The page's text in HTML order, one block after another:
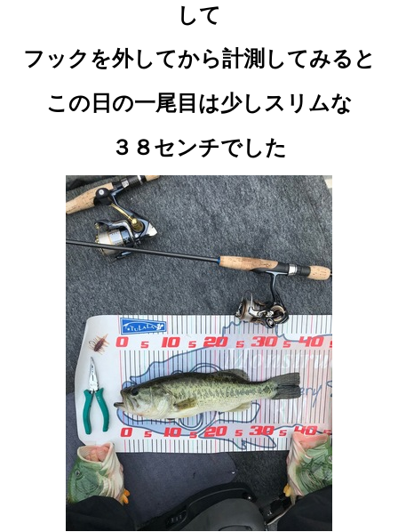
して
フックを外してから計測してみると
この日の一尾目は少しスリムな
３８センチでした